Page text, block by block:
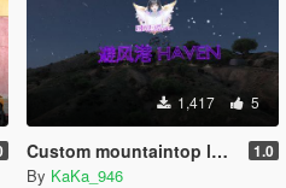
1,417 5
Custom mountaintop logo 1.0
By KaKa_946